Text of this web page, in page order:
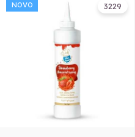
3229
NOVO